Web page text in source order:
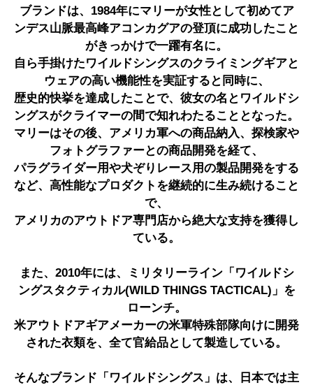
ブランドは、1984年にマリーが女性として初めてア
ンデス山脈最高峰アコンカグアの登頂に成功したこと
がきっかけで一躍有名に。
自ら手掛けたワイルドシングスのクライミングギアと
ウェアの高い機能性を実証すると同時に、
歴史的快挙を達成したことで、彼女の名とワイルドシ
ングスがクライマーの間で知れわたることとなった。
マリーはその後、アメリカ軍への商品納入、探検家や
フォトグラファーとの商品開発を経て、
パラグライダー用や犬ぞりレース用の製品開発をする
など、高性能なプロダクトを継続的に生み続けること
で、
アメリカのアウトドア専門店から絶大な支持を獲得し
ている。
また、2010年には、ミリタリーライン「ワイルドシ
ングスタクティカル(WILD THINGS TACTICAL)」を
ローンチ。
米アウトドアギアメーカーの米軍特殊部隊向けに開発
された衣類を、全て官給品として製造している。
そんなブランド「ワイルドシングス」は、日本では主